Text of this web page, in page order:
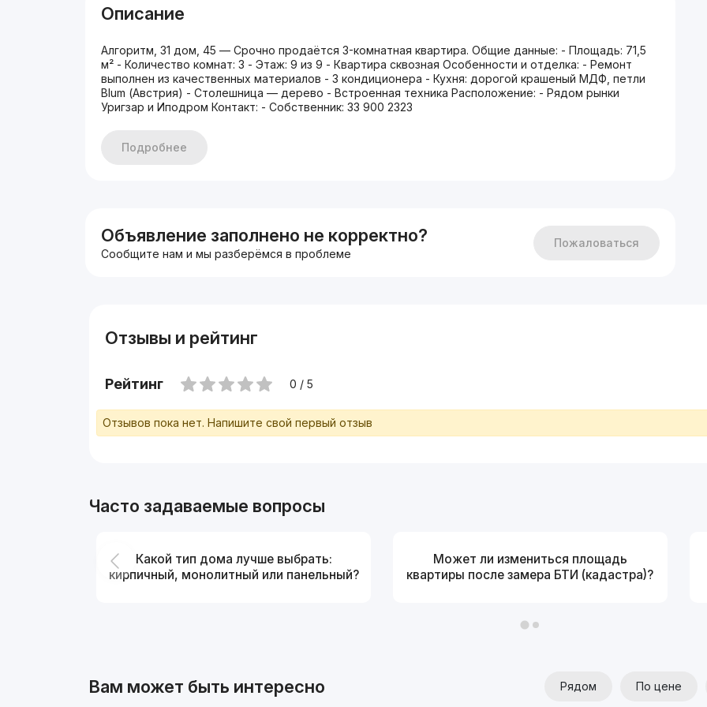
Описание
Алгоритм, 31 дом, 45 — Срочно продаётся 3-комнатная квартира. Общие данные: - Площадь: 71,5
м² - Количество комнат: 3 - Этаж: 9 из 9 - Квартира сквозная Особенности и отделка: - Ремонт
выполнен из качественных материалов - 3 кондиционера - Кухня: дорогой крашеный МДФ, петли
Blum (Австрия) - Столешница — дерево - Встроенная техника Расположение: - Рядом рынки
Уригзар и Иподром Контакт: - Собственник: 33 900 2323
Подробнее
Объявление заполнено не корректно?
Сообщите нам и мы разберёмся в проблеме
Пожаловаться
Отзывы и рейтинг
Рейтинг 0 / 5
Отзывов пока нет. Напишите свой первый отзыв
Часто задаваемые вопросы
Какой тип дома лучше выбрать:
кирпичный, монолитный или панельный?
Может ли измениться площадь
квартиры после замера БТИ (кадастра)?
Вам может быть интересно Рядом По цене